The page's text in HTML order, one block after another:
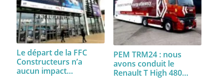
Le départ de la FFC
Constructeurs n’a
aucun impact…
PEM TRM24 : nous
avons conduit le
Renault T High 480…